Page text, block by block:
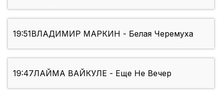
19:51ВЛАДИМИР МАРКИН - Белая Черемуха
19:47ЛАЙМА ВАЙКУЛЕ - Еще Не Вечер